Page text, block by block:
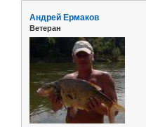
Андрей Ермаков
Ветеран